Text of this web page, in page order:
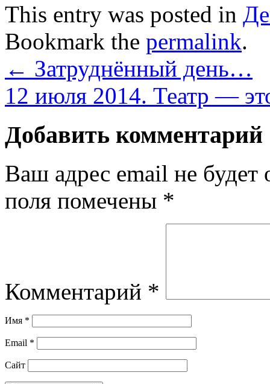
This entry was posted in
Bookmark the permalink.
← Затруднённый день…
12 июля 2014. Театр —
Добавить комментарий
Ваш адрес email не будет
поля помечены *
Комментарий *
Имя *
Email *
Сайт